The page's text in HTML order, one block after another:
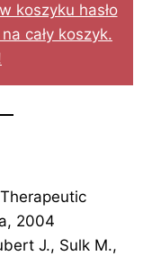
koszyku hasło
na cały koszyk.
2004
J., Sulk M.,